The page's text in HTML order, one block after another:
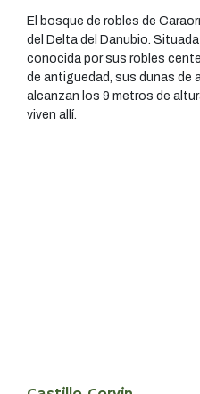
El bosque de robles de
del Delta del Danubio.
conocida por sus robles
de antiguedad, sus dunas de
alcanzan los 9 metros de
viven allí.